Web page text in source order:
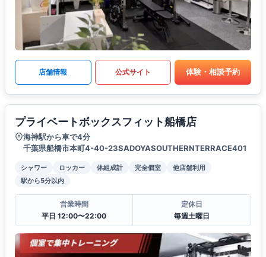
店舗情報 公式サイト 体験・相談予約
プライベートボックスフィット船橋店
海神駅から車で4分
千葉県船橋市本町4-40-23SADOYASOUTHERNTERRACE401
シャワー ロッカー 体組成計 完全個室
他店舗利用
駅から5分以内
営業時間
平日 12:00〜22:00
定休日
毎週土曜日